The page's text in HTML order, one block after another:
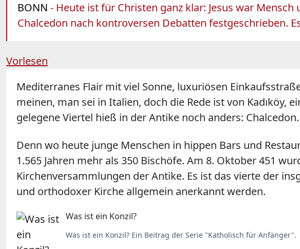
BONN - Heute ist für Christen ganz klar: Jesus war
Chalcedon nach kontroversen Debatten festgeschrieben.
Vorlesen
Mediterranes Flair mit viel Sonne, luxuriösen
meinen, man sei in Italien, doch die Rede ist von
gelegene Viertel hieß in der Antike noch anders:
Denn wo heute junge Menschen in hippen Bars und
1.565 Jahren mehr als 350 Bischöfe. Am 8. Oktober 451
Kirchenversammlungen der Antike. Es ist das vierte der
und orthodoxer Kirche allgemein anerkannt werden.
Was ist ein Konzil?
Was ist ein Konzil? Ein Beitrag der Serie "Katholisch für Anfänger".